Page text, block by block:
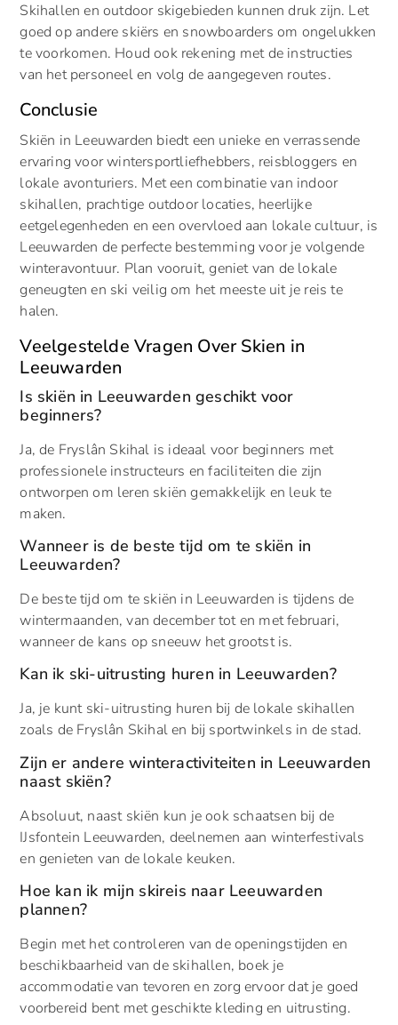
Skihallen en outdoor skigebieden kunnen druk zijn. Let
goed op andere skiërs en snowboarders om ongelukken
te voorkomen. Houd ook rekening met de instructies
van het personeel en volg de aangegeven routes.
Conclusie
Skiën in Leeuwarden biedt een unieke en verrassende
ervaring voor wintersportliefhebbers, reisbloggers en
lokale avonturiers. Met een combinatie van indoor
skihallen, prachtige outdoor locaties, heerlijke
eetgelegenheden en een overvloed aan lokale cultuur, is
Leeuwarden de perfecte bestemming voor je volgende
winteravontuur. Plan vooruit, geniet van de lokale
geneugten en ski veilig om het meeste uit je reis te
halen.
Veelgestelde Vragen Over Skien in
Leeuwarden
Is skiën in Leeuwarden geschikt voor
beginners?
Ja, de Fryslân Skihal is ideaal voor beginners met
professionele instructeurs en faciliteiten die zijn
ontworpen om leren skiën gemakkelijk en leuk te
maken.
Wanneer is de beste tijd om te skiën in
Leeuwarden?
De beste tijd om te skiën in Leeuwarden is tijdens de
wintermaanden, van december tot en met februari,
wanneer de kans op sneeuw het grootst is.
Kan ik ski-uitrusting huren in Leeuwarden?
Ja, je kunt ski-uitrusting huren bij de lokale skihallen
zoals de Fryslân Skihal en bij sportwinkels in de stad.
Zijn er andere winteractiviteiten in Leeuwarden
naast skiën?
Absoluut, naast skiën kun je ook schaatsen bij de
IJsfontein Leeuwarden, deelnemen aan winterfestivals
en genieten van de lokale keuken.
Hoe kan ik mijn skireis naar Leeuwarden
plannen?
Begin met het controleren van de openingstijden en
beschikbaarheid van de skihallen, boek je
accommodatie van tevoren en zorg ervoor dat je goed
voorbereid bent met geschikte kleding en uitrusting.